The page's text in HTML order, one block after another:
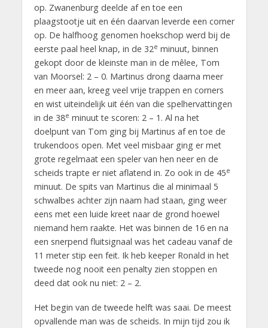
op. Zwanenburg deelde af en toe een
plaagstootje uit en één daarvan leverde een corner
op. De halfhoog genomen hoekschop werd bij de
eerste paal heel knap, in de 32e minuut, binnen
gekopt door de kleinste man in de mêlee, Tom
van Moorsel: 2 – 0. Martinus drong daarna meer
en meer aan, kreeg veel vrije trappen en corners
en wist uiteindelijk uit één van die spelhervattingen
in de 38e minuut te scoren: 2 – 1. Al na het
doelpunt van Tom ging bij Martinus af en toe de
trukendoos open. Met veel misbaar ging er met
grote regelmaat een speler van hen neer en de
scheids trapte er niet aflatend in. Zo ook in de 45e
minuut. De spits van Martinus die al minimaal 5
schwalbes achter zijn naam had staan, ging weer
eens met een luide kreet naar de grond hoewel
niemand hem raakte. Het was binnen de 16 en na
een snerpend fluitsignaal was het cadeau vanaf de
11 meter stip een feit. Ik heb keeper Ronald in het
tweede nog nooit een penalty zien stoppen en
deed dat ook nu niet: 2 – 2.
Het begin van de tweede helft was saai. De meest
opvallende man was de scheids. In mijn tijd zou ik